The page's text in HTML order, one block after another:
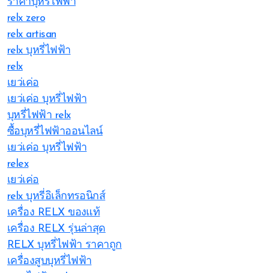
relx zero
relx artisan
relx บุหรี่ไฟฟ้า
relx
เยว่เค่อ
เยว่เค่อ บุหรี่ไฟฟ้า
บุหรี่ไฟฟ้า relx
ซื้อบุหรี่ไฟฟ้าออนไลน์
เยว่เค่อ บุหรี่ไฟฟ้า
relex
เยว่เค่อ
relx บุหรี่อิเล็กทรอนิกส์
เครื่อง RELX ของแท้
เครื่อง RELX รุ่นล่าสุด
RELX บุหรี่ไฟฟ้า ราคาถูก
เครื่องสูบบุหรี่ไฟฟ้า